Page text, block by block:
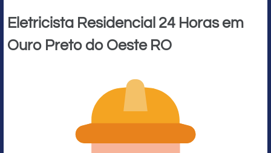
Eletricista Residencial 24 Horas em
Ouro Preto do Oeste RO